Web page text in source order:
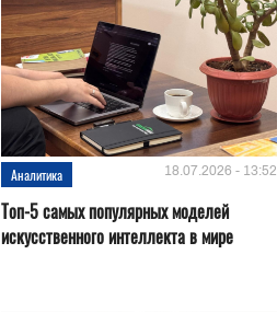
Аналитика 18.07.2026 - 13:52
Топ-5 самых популярных моделей
искусственного интеллекта в мире